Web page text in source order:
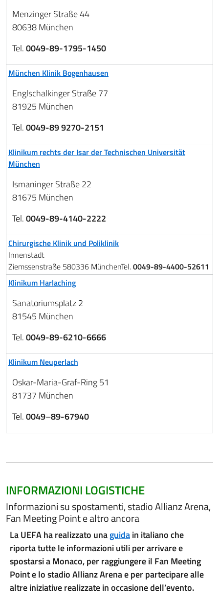
Menzinger Straße 44
80638 München
Tel.0049-89-1795-1450
München Klinik Bogenhausen
Englschalkinger Straße 77
81925 München
Tel.0049-89 9270-2151
Klinikum rechts der Isar der Technischen Universität
München
Ismaninger Straße 22
81675 München
Tel.0049-89-4140-2222
Chirurgische Klinik und Poliklinik
Innenstadt
Ziemssenstraße 580336 MünchenTel.0049-89-4400-52611
Klinikum Harlaching
Sanatoriumsplatz 2
81545 München
Tel.0049-89-6210-6666
Klinikum Neuperlach
Oskar-Maria-Graf-Ring 51
81737 München
Tel.0049–89-67940
INFORMAZIONI LOGISTICHE
Informazioni su spostamenti, stadio Allianz Arena,
Fan Meeting Point e altro ancora
La UEFA ha realizzato unaguidain italiano che
riporta tutte le informazioni utili per arrivare e
spostarsi a Monaco, per raggiungere il Fan Meeting
Point e lo stadio Allianz Arena e per partecipare alle
altre iniziative realizzate in occasione dell’evento.